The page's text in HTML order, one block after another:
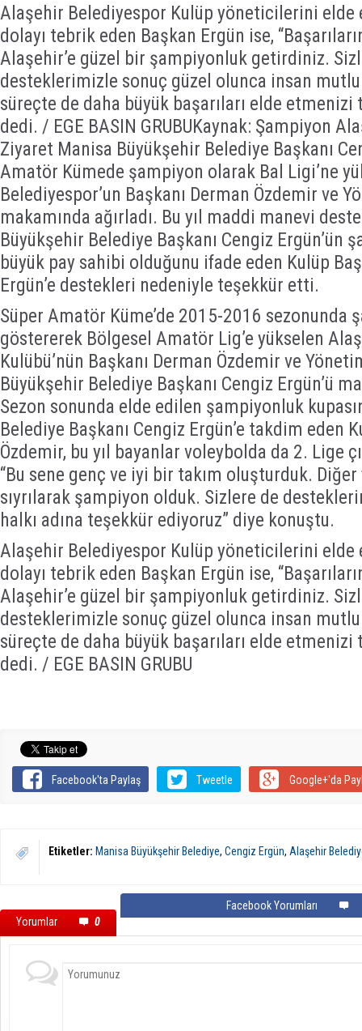
Alaşehir Belediyespor Kulüp yöneticilerini elde
dolayı tebrik eden Başkan Ergün ise,
Alaşehir’e güzel bir şampiyonluk getirdiniz.
desteklerimizle sonuç güzel olunca insan
süreçte de daha büyük başarıları elde
dedi. / EGE BASIN GRUBUKaynak: Şampiyon
Ziyaret Manisa Büyükşehir Belediye Başkanı
Amatör Kümede şampiyon olarak Bal Ligi’ne
Belediyespor’un Başkanı Derman Özdemir ve
makamında ağırladı. Bu yıl maddi manevi
Büyükşehir Belediye Başkanı Cengiz Ergün’ün
büyük pay sahibi olduğunu ifade eden Kulüp
Ergün’e destekleri nedeniyle teşekkür etti.
Süper Amatör Küme’de 2015-2016 sezonunda
göstererek Bölgesel Amatör Lig’e yükselen
Kulübü’nün Başkanı Derman Özdemir ve
Büyükşehir Belediye Başkanı Cengiz Ergün’ü
Sezon sonunda elde edilen şampiyonluk
Belediye Başkanı Cengiz Ergün’e takdim eden
Özdemir, bu yıl bayanlar voleybolda da 2. Lige
“Bu sene genç ve iyi bir takım oluşturduk.
sıyrılarak şampiyon olduk. Sizlere de
halkı adına teşekkür ediyoruz” diye konuştu.
Alaşehir Belediyespor Kulüp yöneticilerini elde
dolayı tebrik eden Başkan Ergün ise,
Alaşehir’e güzel bir şampiyonluk getirdiniz.
desteklerimizle sonuç güzel olunca insan
süreçte de daha büyük başarıları elde
dedi. / EGE BASIN GRUBU
Facebook'ta Paylaş Tweetle Google+'da
Etiketler: Manisa Büyükşehir Belediye, Cengiz Ergün, Alaşehir
Yorumlar 0
Facebook Yorumları